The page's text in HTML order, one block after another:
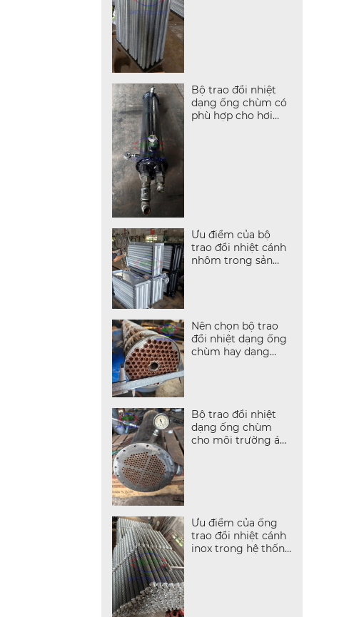
Bộ trao đổi nhiệt
dạng ống chùm có
phù hợp cho hơi
Ưu điểm của bộ
trao đổi nhiệt cánh
nhôm trong sản
Nên chọn bộ trao
đổi nhiệt dạng ống
chùm hay dạng
Bộ trao đổi nhiệt
dạng ống chùm
cho môi trường áp
Ưu điểm của ống
trao đổi nhiệt cánh
inox trong hệ thống